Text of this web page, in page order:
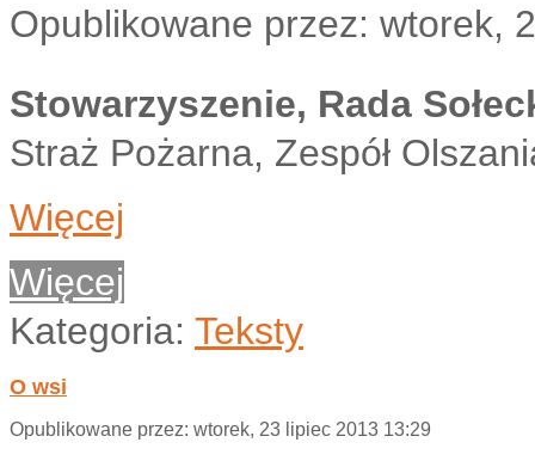
Opublikowane przez: wtorek,
Stowarzyszenie, Rada
Straż Pożarna, Zespół
Więcej
Więcej
Kategoria: Teksty
O wsi
Opublikowane przez: wtorek, 23 lipiec 2013 13:29